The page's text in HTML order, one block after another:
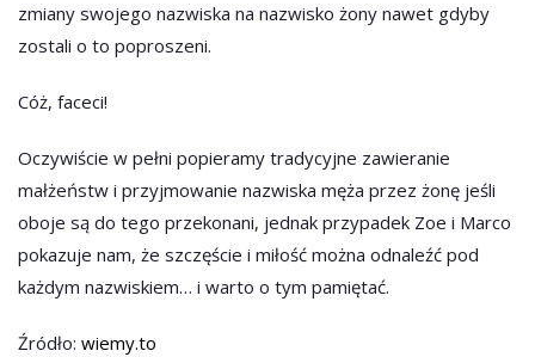
zmiany swojego nazwiska na nazwisko żony nawet gdyby
zostali o to poproszeni.
Cóż, faceci!
Oczywiście w pełni popieramy tradycyjne zawieranie
małżeństw i przyjmowanie nazwiska męża przez żonę jeśli
oboje są do tego przekonani, jednak przypadek Zoe i Marco
pokazuje nam, że szczęście i miłość można odnaleźć pod
każdym nazwiskiem… i warto o tym pamiętać.
Źródło: wiemy.to